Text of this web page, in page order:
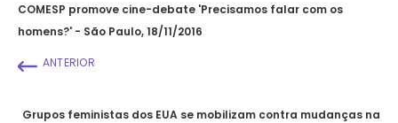
COMESP promove cine-debate 'Precisamos falar com os
homens?' - São Paulo, 18/11/2016
ANTERIOR
Grupos feministas dos EUA se mobilizam contra mudanças na